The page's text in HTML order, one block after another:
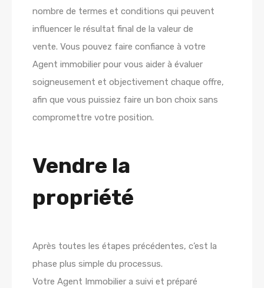
nombre de termes et conditions qui peuvent
influencer le résultat final de la valeur de
vente. Vous pouvez faire confiance à votre
Agent immobilier pour vous aider à évaluer
soigneusement et objectivement chaque offre,
afin que vous puissiez faire un bon choix sans
compromettre votre position.
Vendre la
propriété
Après toutes les étapes précédentes, c’est la
phase plus simple du processus.
Votre Agent Immobilier a suivi et préparé